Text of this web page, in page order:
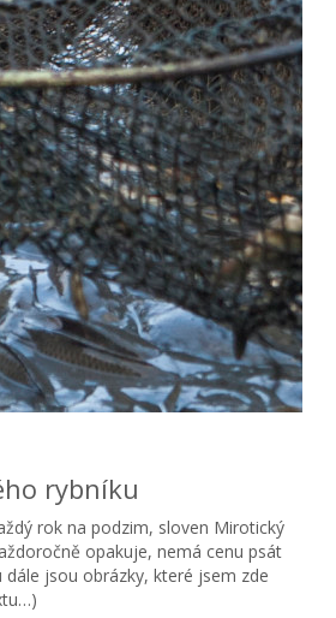
rybníku
rok na podzim, sloven Mirotický
opakuje, nemá cenu psát
dále jsou obrázky, které jsem zde